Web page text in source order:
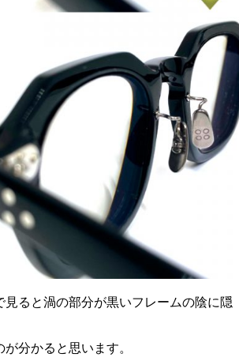
見ると渦の部分が黒いフレームの陰に隠
分かると思います。